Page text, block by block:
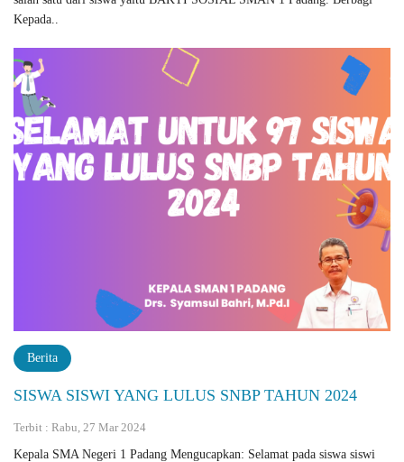
Kepada..
Berita
SISWA SISWI YANG LULUS SNBP TAHUN 2024
Terbit : Rabu, 27 Mar 2024
Kepala SMA Negeri 1 Padang Mengucapkan: Selamat pada siswa siswi